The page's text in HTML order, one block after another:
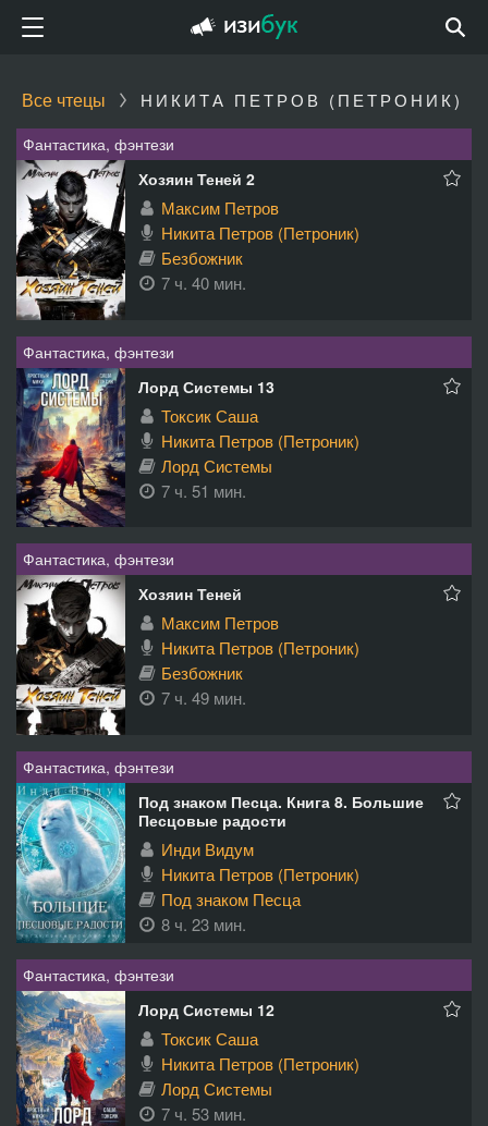
Все чтецы НИКИТА ПЕТРОВ (ПЕТРОНИК)
Фантастика, фэнтези
Хозяин Теней 2
Максим Петров
Никита Петров (Петроник)
Безбожник
7 ч. 40 мин.
Фантастика, фэнтези
Лорд Системы 13
Токсик Саша
Никита Петров (Петроник)
Лорд Системы
7 ч. 51 мин.
Фантастика, фэнтези
Хозяин Теней
Максим Петров
Никита Петров (Петроник)
Безбожник
7 ч. 49 мин.
Фантастика, фэнтези
Под знаком Песца. Книга 8. Большие
Песцовые радости
Инди Видум
Никита Петров (Петроник)
Под знаком Песца
8 ч. 23 мин.
Фантастика, фэнтези
Лорд Системы 12
Токсик Саша
Никита Петров (Петроник)
Лорд Системы
7 ч. 53 мин.